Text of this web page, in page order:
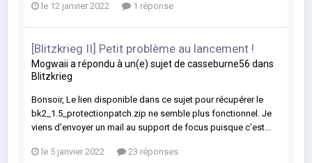
le 12 janvier 2022 1 réponse
[Blitzkrieg II] Petit problème au lancement !
Mogwaii a répondu à un(e) sujet de casseburne56 dans
Blitzkrieg
Bonsoir, Le lien disponible dans ce sujet pour récupérer le
bk2_1.5_protectionpatch.zip ne semble plus fonctionnel. Je
viens d'envoyer un mail au support de focus puisque c'est...
le 5 janvier 2022 23 réponses